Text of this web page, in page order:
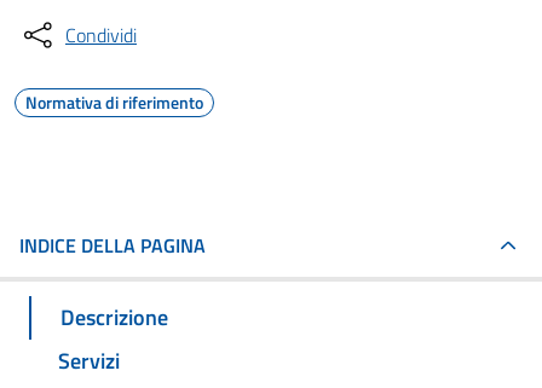
Condividi
Normativa di riferimento
INDICE DELLA PAGINA
Descrizione
Servizi